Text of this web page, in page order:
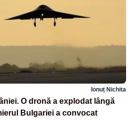
Ionuț Nichita
O dronă a explodat lângă
Bulgariei a convocat